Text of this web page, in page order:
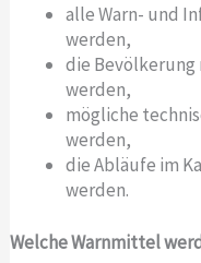
alle Warn- und
werden,
die Bevölkerung
werden,
mögliche
werden,
die Abläufe im
werden.
Welche Warnmittel